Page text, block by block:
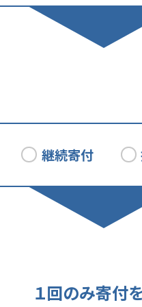
継続寄付
１回のみ寄付
ニ
バンク
録のメリット
大学からの返
をご確認ください。